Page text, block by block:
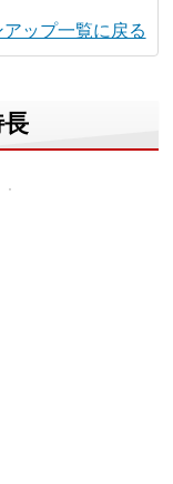
アップ一覧に戻る
長